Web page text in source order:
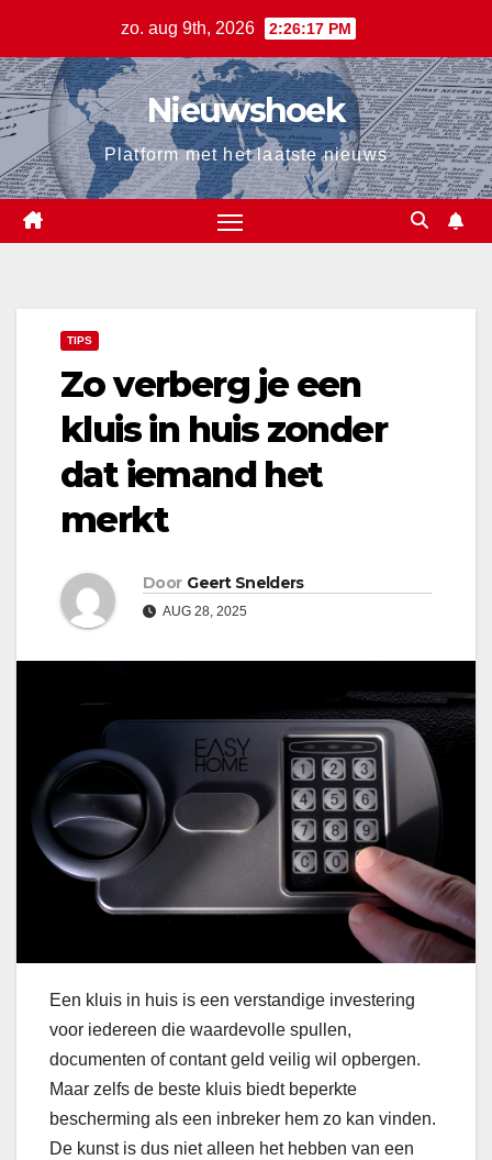
de
inhoud
zo. aug 9th, 2026 2:26:18 PM
Nieuwshoek
Platform met het laatste nieuws
TIPS
Zo verberg je een
kluis in huis zonder
dat iemand het
merkt
Door Geert Snelders
AUG 28, 2025
Een kluis in huis is een verstandige investering
voor iedereen die waardevolle spullen,
documenten of contant geld veilig wil opbergen.
Maar zelfs de beste kluis biedt beperkte
bescherming als een inbreker hem zo kan vinden.
De kunst is dus niet alleen het hebben van een